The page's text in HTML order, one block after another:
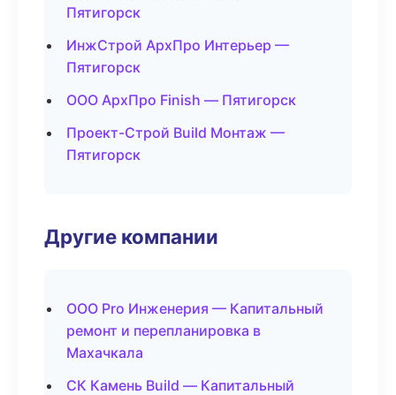
Пятигорск
ИнжСтрой АрхПро Интерьер —
Пятигорск
ООО АрхПро Finish — Пятигорск
Проект-Строй Build Монтаж —
Пятигорск
Другие компании
ООО Pro Инженерия — Капитальный
ремонт и перепланировка в
Махачкала
СК Камень Build — Капитальный